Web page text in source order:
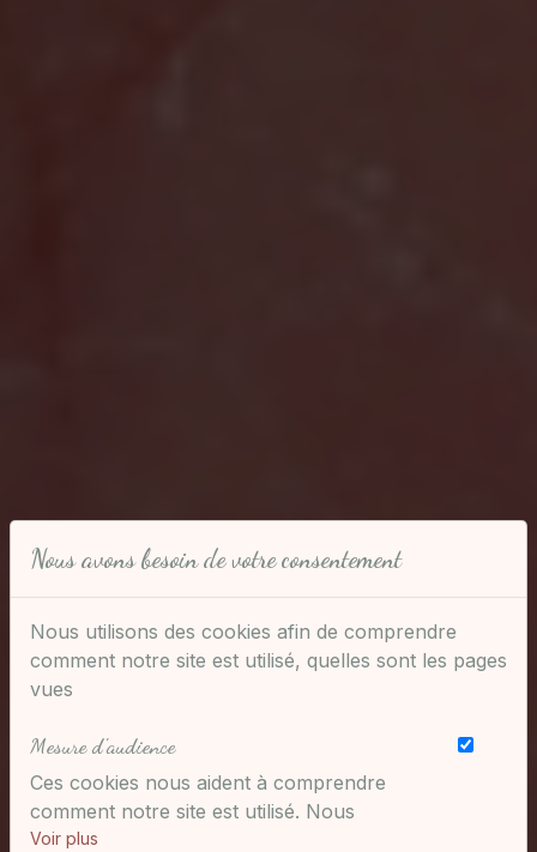
Nous avons besoin de votre consentement
Nous utilisons des cookies afin de comprendre
comment notre site est utilisé, quelles sont les pages
vues
Mesure d'audience
Ces cookies nous aident à comprendre
comment notre site est utilisé. Nous
savons quelles pages sont les plus vues,
Voir plus